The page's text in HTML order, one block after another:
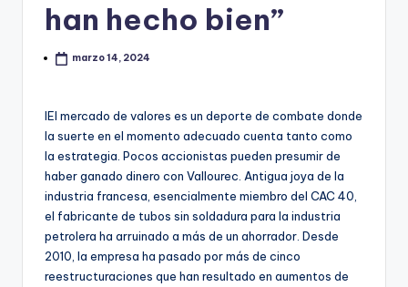
han hecho bien”
marzo 14, 2024
lEl mercado de valores es un deporte de combate donde
la suerte en el momento adecuado cuenta tanto como
la estrategia. Pocos accionistas pueden presumir de
haber ganado dinero con Vallourec. Antigua joya de la
industria francesa, esencialmente miembro del CAC 40,
el fabricante de tubos sin soldadura para la industria
petrolera ha arruinado a más de un ahorrador. Desde
2010, la empresa ha pasado por más de cinco
reestructuraciones que han resultado en aumentos de